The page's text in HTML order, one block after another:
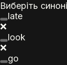
Виберіть
late
❌
look
❌
go